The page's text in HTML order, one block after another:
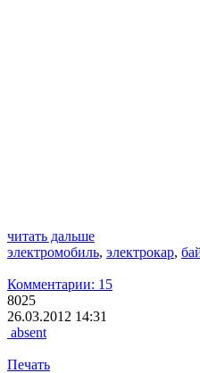
читать дальше
электромобиль, электрокар,
Комментарии: 15
8025
26.03.2012 14:31
absent
Печать